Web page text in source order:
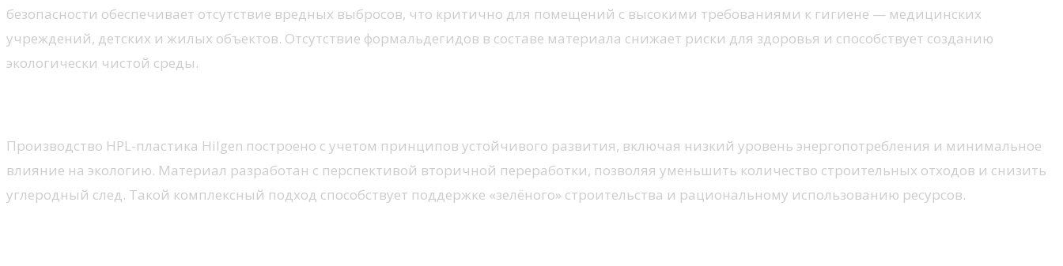
безопасности обеспечивает отсутствие вредных выбросов, что критично для помещений с высокими требованиями к гигиене — медицинских
учреждений, детских и жилых объектов. Отсутствие формальдегидов в составе материала снижает риски для здоровья и способствует созданию
экологически чистой среды.
Производство HPL-пластика Hilgen построено с учетом принципов устойчивого развития, включая низкий уровень энергопотребления и минимальное
влияние на экологию. Материал разработан с перспективой вторичной переработки, позволяя уменьшить количество строительных отходов и снизить
углеродный след. Такой комплексный подход способствует поддержке «зелёного» строительства и рациональному использованию ресурсов.